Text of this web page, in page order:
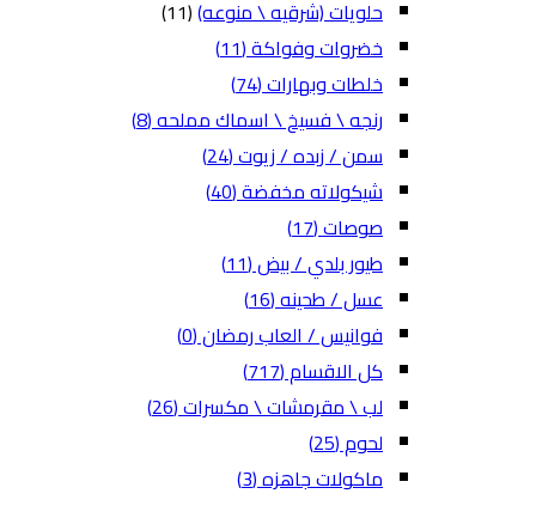
حلويات (شرقيه \ منوعه)(11)
خضروات وفواكة(11)
خلطات وبهارات(74)
رنجه \ فسيخ \ اسماك مملحه(8)
سمن / زبده / زيوت(24)
شيكولاته مخفضة(40)
صوصات(17)
طيور بلدي / بيض(11)
عسل / طحينه(16)
فوانيس / العاب رمضان(0)
كل الاقسام(717)
لب \ مقرمشات \ مكسرات(26)
لحوم(25)
ماكولات جاهزه(3)